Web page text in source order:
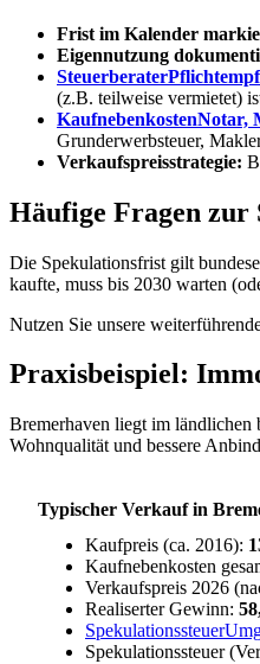
Frist im Kalender
Eigennutzung
Steuerberater
(z.B. teilweise vermietet)
KaufnebenkostenNotar,
Grunderwerbsteuer,
Verkaufspreisstrategie:
Häufige Fragen zur
Die Spekulationsfrist gilt
kaufte, muss bis 2030 warten
Nutzen Sie unsere
Praxisbeispiel:
Bremerhaven liegt im ländlichen
Wohnqualität und bessere
Typischer Verkauf in
Kaufpreis (ca. 2016):
Kaufnebenkosten
Verkaufspreis 2026
Realiserter Gewinn:
Spekulationssteuer
Spekulationssteuer